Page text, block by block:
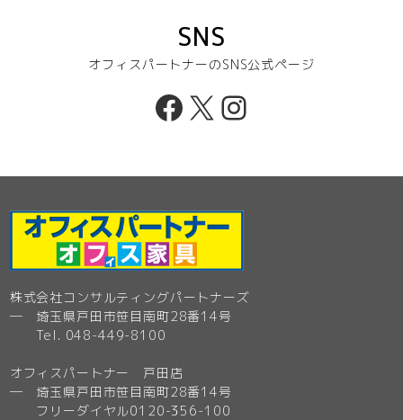
SNS
オフィスパートナーのSNS公式ページ
Facebook
X Instagram
株式会社コンサルティングパートナーズ
─ 埼玉県戸田市笹目南町28番14号
Tel. 048-449-8100
オフィスパートナー 戸田店
─ 埼玉県戸田市笹目南町28番14号
フリーダイヤル0120-356-100